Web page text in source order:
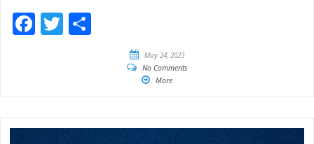
Facebook
Twitter
May 24, 2023
No Comments
More